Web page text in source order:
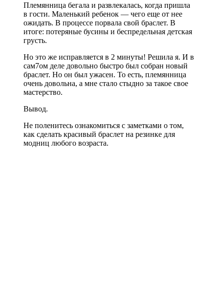
Племянница бегала и развлекалась, когда пришла
в гости. Маленький ребенок — чего еще от нее
ожидать. В процессе порвала свой браслет. В
итоге: потеряные бусины и беспредельная детская
грусть.
Но это же исправляется в 2 минуты! Решила я. И в
сам7ом деле довольно быстро был собран новый
браслет. Но он был ужасен. То есть, племянница
очень довольна, а мне стало стыдно за такое свое
мастерство.
Вывод.
Не поленитесь ознакомиться с заметками о том,
как сделать красивый браслет на резинке для
модниц любого возраста.